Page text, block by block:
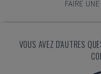
FAIRE
VOUS AVEZ D'AUTRES